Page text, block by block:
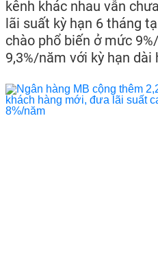
kênh khác nhau vẫn
lãi suất kỳ hạn 6 tháng
chào phổ biến ở mức
9,3%/năm với kỳ hạn dài